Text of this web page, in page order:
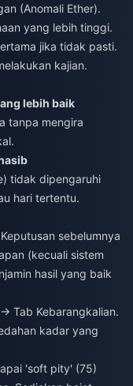
(Anomali Ether).
yang lebih tinggi.
jika tidak pasti.
kajian.
lebih baik
tanpa mengira
tidak dipengaruhi
hari tertentu.
sebelumnya
(kecuali sistem
hasil yang baik
Tab Kebarangkalian.
kadar yang
'soft pity' (75)